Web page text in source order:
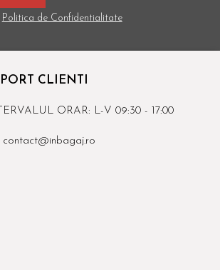
Politica de Confidentialitate
CLIENTI
ORAR: L-V 09:30 - 17:00
contact@inbagaj.ro